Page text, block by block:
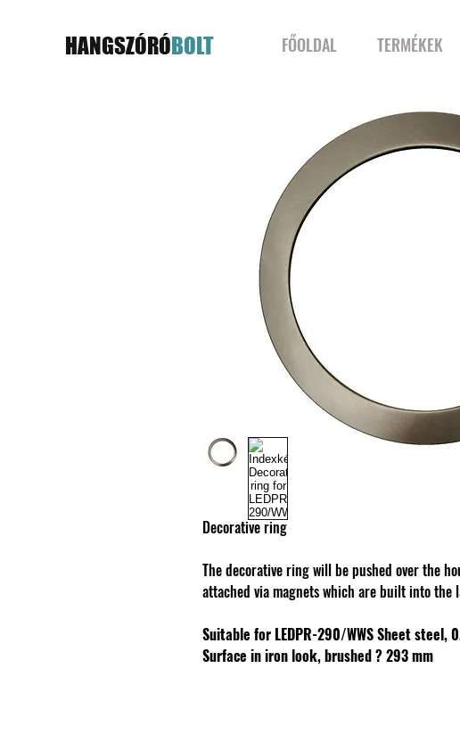
HANGSZÓRÓBOLT FŐOLDAL TERMÉKEK
Decorative ring
The decorative ring will be pushed over the
attached via magnets which are built into the
Suitable for LEDPR-290/WWSSheet steel,
Surface in iron look, brushed? 293 mm